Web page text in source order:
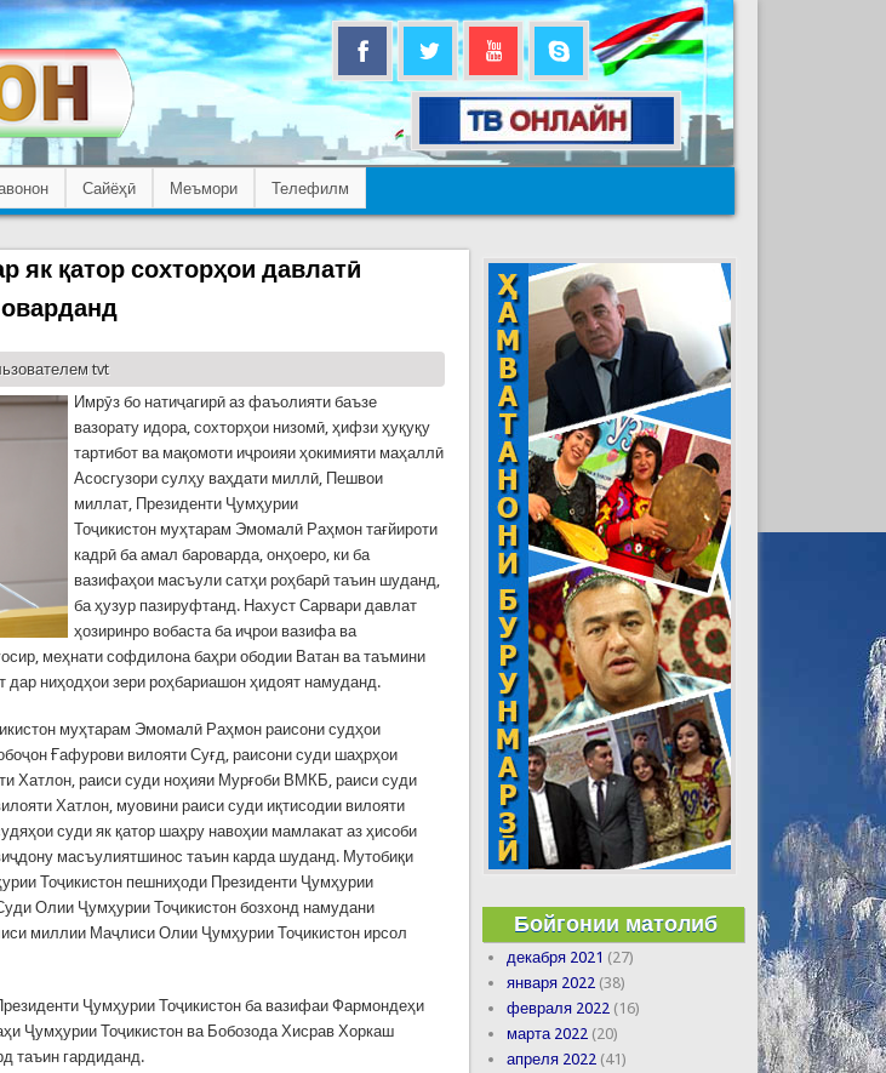
Сайёҳӣ Меъмори Телефилм
қатор сохторҳои давлатӣ
tvt
Имрӯз бо натиҷагирӣ аз фаъолияти баъзе
вазорату идора, сохторҳои низомӣ, ҳифзи ҳуқуқу
тартибот ва мақомоти иҷроияи ҳокимияти маҳаллӣ
Асосгузори сулҳу ваҳдати миллӣ, Пешвои
миллат, Президенти Ҷумҳурии
Тоҷикистон муҳтарам Эмомалӣ Раҳмон тағйироти
кадрӣ ба амал бароварда, онҳоеро, ки ба
вазифаҳои масъули сатҳи роҳбарӣ таъин шуданд,
ба ҳузур пазируфтанд. Нахуст Сарвари давлат
ҳозиринро вобаста ба иҷрои вазифа ва
меҳнати софдилона баҳри ободии Ватан ва таъмини
ниҳодҳои зери роҳбариашон ҳидоят намуданд.
муҳтарам Эмомалӣ Раҳмон раисони судҳои
Ғафурови вилояти Суғд, раисони суди шаҳрҳои
Хатлон, раиси суди ноҳияи Мурғоби ВМКБ, раиси суди
Хатлон, муовини раиси суди иқтисодии вилояти
суди як қатор шаҳру навоҳии мамлакат аз ҳисоби
масъулиятшинос таъин карда шуданд. Мутобиқи
Тоҷикистон пешниҳоди Президенти Ҷумҳурии
Олии Ҷумҳурии Тоҷикистон бозхонд намудани
миллии Маҷлиси Олии Ҷумҳурии Тоҷикистон ирсол
Ҷумҳурии Тоҷикистон ба вазифаи Фармондеҳи
Ҷумҳурии Тоҷикистон ва Бобозода Хисрав Хоркаш
таъин гардиданд.
Бойгонии матолиб
декабря 2021 (27)
января 2022 (38)
февраля 2022 (16)
марта 2022 (20)
апреля 2022 (41)